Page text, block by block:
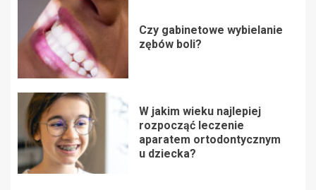
Czy gabinetowe wybielanie
zębów boli?
W jakim wieku najlepiej
rozpocząć leczenie
aparatem ortodontycznym
u dziecka?